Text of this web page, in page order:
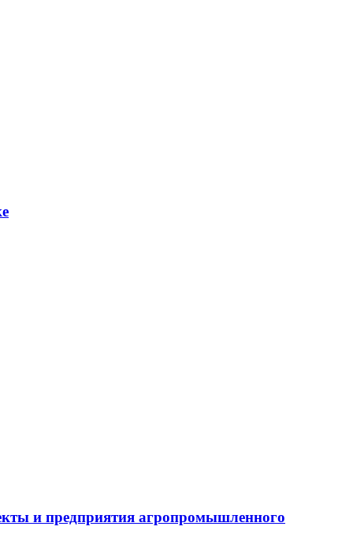
и предприятия агропромышленного